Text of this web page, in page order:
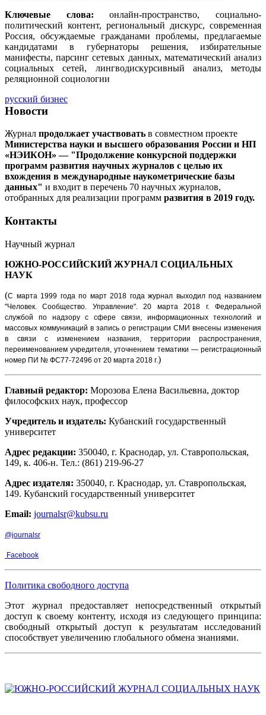
Ключевые слова: онлайн-пространство, социально-
политический контент, региональный дискурс, современная
Россия, обсуждаемые гражданами проблемы, предлагаемые
кандидатами в губернаторы решения, избирательные
манифесты, парсинг сетевых данных, математический анализ
социальных сетей, лингводискурсивный анализ, методы
реляционной социологии
русский бизнес
Новости
Журнал продолжает участвовать в совместном проекте
Министерства науки и высшего образования России и НП
«НЭИКОН» — "Продолжение конкурсной поддержки
программ развития научных журналов с целью их
вхождения в международные наукометрические базы
данных" и входит в перечень 70 научных журналов,
отобранных для реализации программ развития в 2019 году.
Контакты
Научный журнал
ЮЖНО-РОССИЙСКИЙ ЖУРНАЛ СОЦИАЛЬНЫХ
НАУК
(С марта 1999 года по март 2018 года журнал выходил под названием
"Человек. Сообщество. Управление".20 марта 2018 г. Федеральной
службой по надзору с сфере связи, информационных технологий и
массовых коммуникаций в запись о регистрации СМИ внесены изменения
в связи с изменением названия, территории распространения,
переименованием учредителя, уточнением тематики — регистрационный
номер ПИ № ФС77-72496 от 20 марта 2018 г.)
Главный редактор: Морозова Елена Васильевна, доктор
философских наук, профессор
Учредитель и издатель: Кубанский государственный
университет
Адрес редакции: 350040, г. Краснодар, ул. Ставропольская,
149, к. 406-н. Тел.: (861) 219-96-27
Адрес издателя: 350040, г. Краснодар, ул. Ставропольская,
149. Кубанский государственный университет
Email: journalsr@kubsu.ru
@journalsr
Facebook
Политика свободного доступа
Этот журнал предоставляет непосредственный открытый
доступ к своему контенту, исходя из следующего принципа:
свободный открытый доступ к результатам исследований
способствует увеличению глобального обмена знаниями.